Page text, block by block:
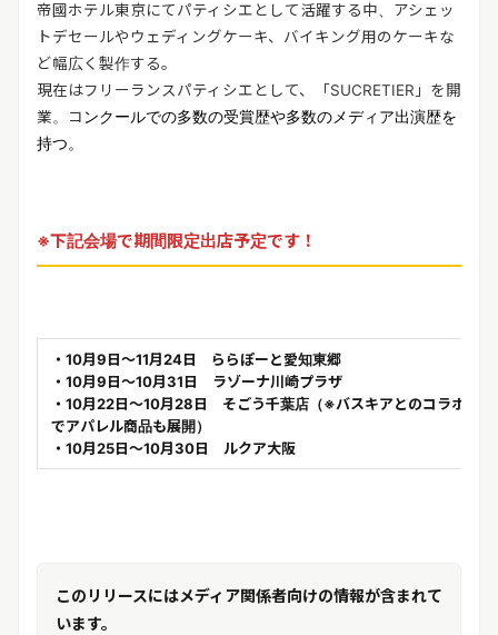
帝國ホテル東京にてパティシエとして活躍する中、アシェッ
トデセールやウェディングケーキ、バイキング用のケーキな
ど幅広く製作する。
現在はフリーランスパティシエとして、「SUCRETIER」を開
業。コ ンクールでの多数の受賞歴や多数のメディア出演歴を
持つ。
※下記会場で期間限定出店予定です！
・10月9日～11月24日 ららぽーと愛知東郷
・10月9日～10月31日 ラゾーナ川崎プラザ
・10月22日～10月28日 そごう千葉店（※バスキアとのコラボ
でアパレル商品も展開）
・10月25日～10月30日 ルクア大阪
このリリースにはメディア関係者向けの情報が含まれて
います。